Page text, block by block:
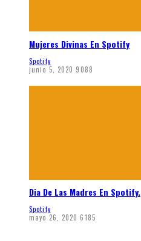
Mujeres Divinas En Spotify
Spotify
junio 5, 2020 9088
Dia De Las Madres En Spotify.
Spotify
mayo 26, 2020 6185